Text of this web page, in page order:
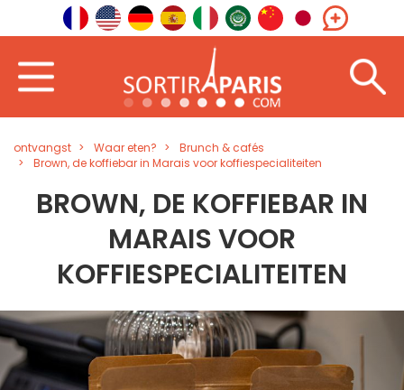
ontvangst Waar eten?
Brunch & cafés
Brown, de koffiebar in Marais voor koffiespecialiteiten
BROWN, DE KOFFIEBAR IN
MARAIS VOOR
KOFFIESPECIALITEITEN